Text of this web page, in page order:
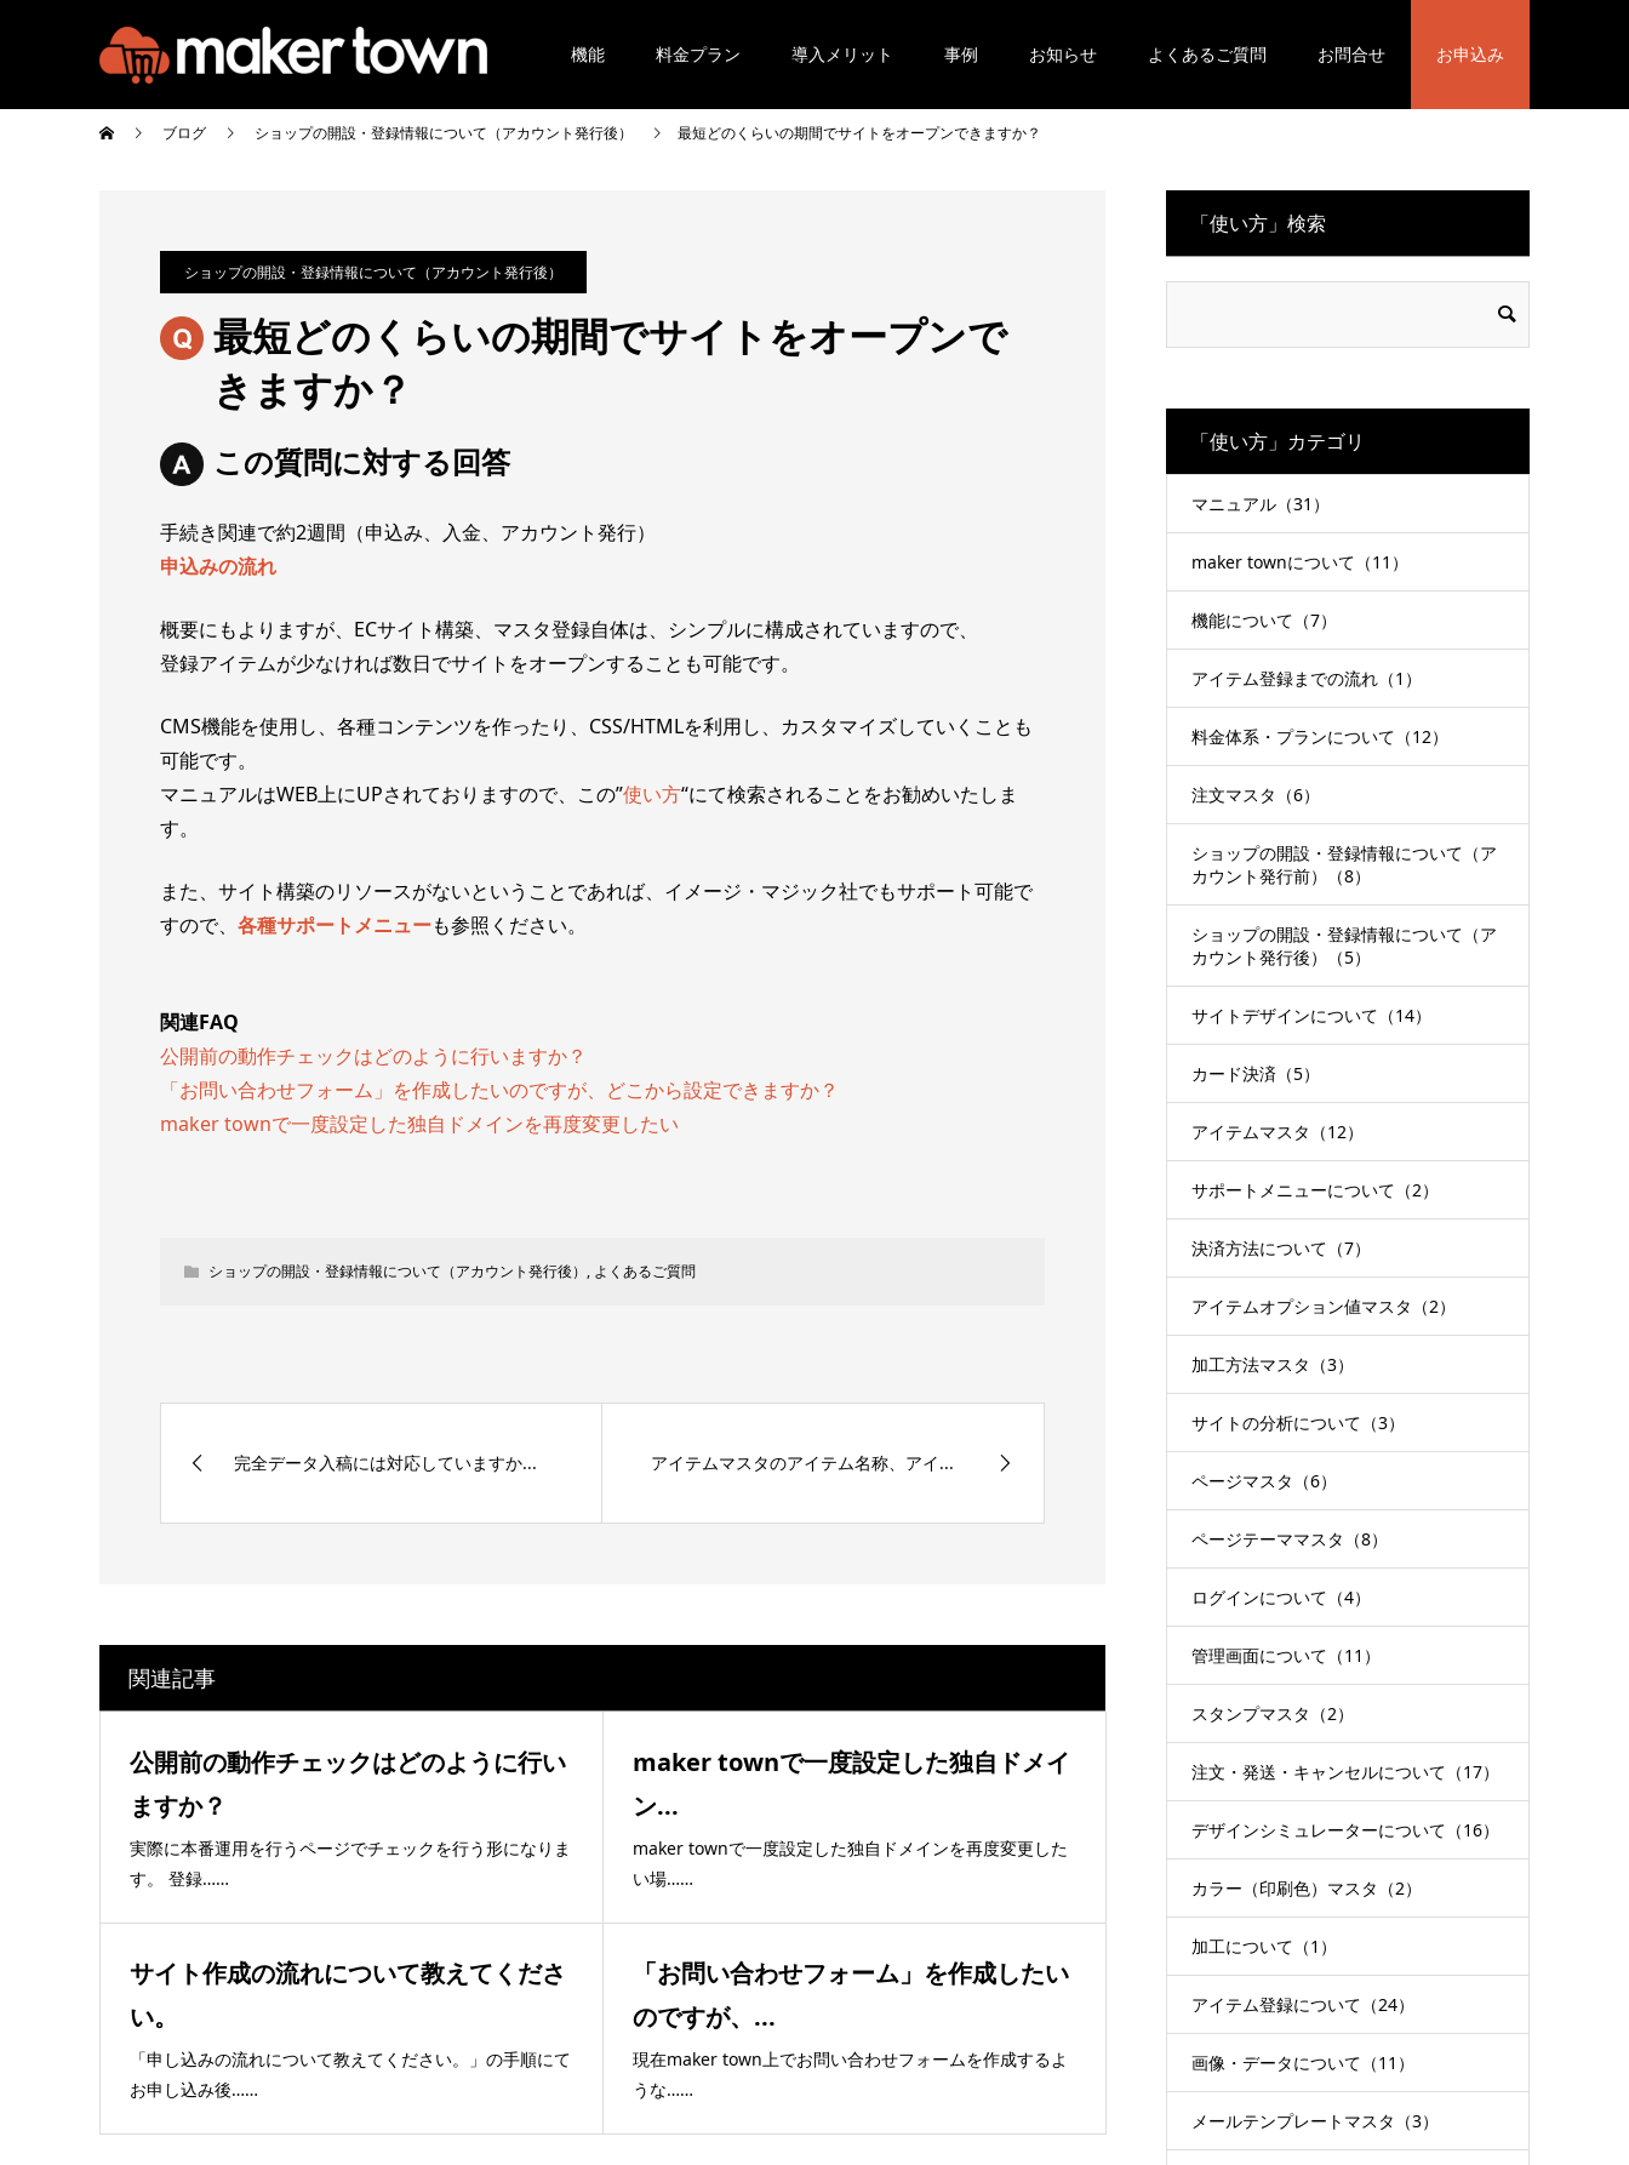
機能 料金プラン 導入メリット 事例 お知らせ よくあるご質問 お問合せ お申込み
ブログ ショップの開設・登録情報について（アカウント発行後） 最短どのくらいの期間でサイトをオープンできますか？
ショップの開設・登録情報について（アカウント発行後）
最短どのくらいの期間でサイトをオープンで
きますか？
この質問に対する回答
手続き関連で約2週間（申込み、入金、アカウント発行）
申込みの流れ
概要にもよりますが、ECサイト構築、マスタ登録自体は、シンプルに構成されていますので、
登録アイテムが少なければ数日でサイトをオープンすることも可能です。
CMS機能を使用し、各種コンテンツを作ったり、CSS/HTMLを利用し、カスタマイズしていくことも
可能です。
マニュアルはWEB上にUPされておりますので、この”使い方“にて検索されることをお勧めいたしま
す。
また、サイト構築のリソースがないということであれば、イメージ・マジック社でもサポート可能で
すので、 各種サポートメニューも参照ください。
関連FAQ
公開前の動作チェックはどのように行いますか？
「お問い合わせフォーム」を作成したいのですが、どこから設定できますか？
maker townで一度設定した独自ドメインを再度変更したい
ショップの開設・登録情報について（アカウント発行後） , よくあるご質問
完全データ入稿には対応していますか... アイテムマスタのアイテム名称、アイ...
関連記事
公開前の動作チェックはどのように行い
ますか？
実際に本番運用を行うページでチェックを行う形になりま
す。 登録……
maker townで一度設定した独自ドメイ
ン...
maker townで一度設定した独自ドメインを再度変更した
い場……
サイト作成の流れについて教えてくださ
い。
「申し込みの流れについて教えてください。」の手順にて
お申し込み後……
「お問い合わせフォーム」を作成したい
のですが、...
現在maker town上でお問い合わせフォームを作成するよ
うな……
「使い方」検索
「使い方」カテゴリ
マニュアル（31）
maker townについて（11）
機能について（7）
アイテム登録までの流れ（1）
料金体系・プランについて（12）
注文マスタ（6）
ショップの開設・登録情報について（ア
カウント発行前）（8）
ショップの開設・登録情報について（ア
カウント発行後）（5）
サイトデザインについて（14）
カード決済（5）
アイテムマスタ（12）
サポートメニューについて（2）
決済方法について（7）
アイテムオプション値マスタ（2）
加工方法マスタ（3）
サイトの分析について（3）
ページマスタ（6）
ページテーママスタ（8）
ログインについて（4）
管理画面について（11）
スタンプマスタ（2）
注文・発送・キャンセルについて（17）
デザインシミュレーターについて（16）
カラー（印刷色）マスタ（2）
加工について（1）
アイテム登録について（24）
画像・データについて（11）
メールテンプレートマスタ（3）